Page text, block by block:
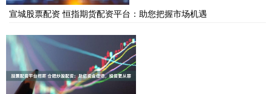
宣城股票配资 恒指期货配资平台：助您把握市场机遇